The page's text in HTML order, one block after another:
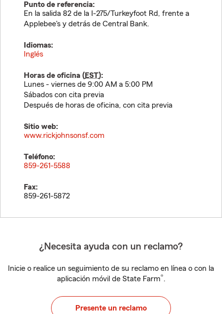
Punto de referencia:
En la salida 82 de la I-275/Turkeyfoot Rd, frente a
Applebee's y detrás de Central Bank.
Idiomas:
Inglés
Horas de oficina (EST):
Lunes - viernes de 9:00 AM a 5:00 PM
Sábados con cita previa
Después de horas de oficina, con cita previa
Sitio web:
www.rickjohnsonsf.com
Teléfono:
859-261-5588
Fax:
859-261-5872
¿Necesita ayuda con un reclamo?
Inicie o realice un seguimiento de su reclamo en línea o con la
aplicación móvil de State Farm®.
Presente un reclamo